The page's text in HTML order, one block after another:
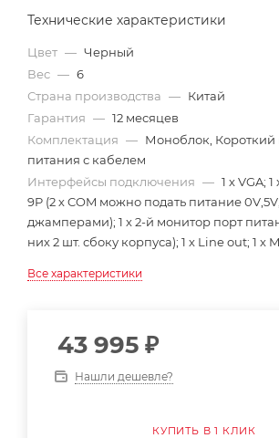
Технические характеристики
Цвет — Черный
Вес — 6
Страна производства — Китай
Гарантия — 12 месяцев
Комплектация — Моноблок, Короткий
питания с кабелем
Интерфейсы подключения — 1 х VGA;
9P (2 х COM можно подать питание
джамперами); 1 х 2-й монитор порт
них 2 шт. сбоку корпуса); 1 х Line out; 1 х
Все характеристики
43 995 ₽
Нашли дешевле?
КУПИТЬ В 1 КЛИК